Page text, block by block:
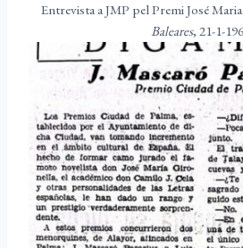
Entrevista a JMP pel Premi José
Baleares, 21-1-